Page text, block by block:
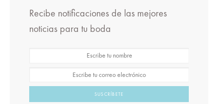
Recibe notificaciones de las mejores
noticias para tu boda
SUSCRÍBETE